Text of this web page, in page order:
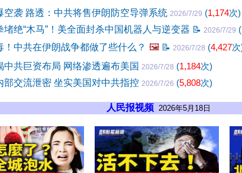
空袭 路透：中共将售伊朗防空导弹系统 2026/7/29 (1,174次)
堵绝“木马”！美全面封杀中国机器人与逆变器 📝 2026/7/29 (
！中共在伊朗战争都做了些什么？ 🖼️ 📝 2026/7/28 (4,427
中共巨资布局 网络渗透遍布美国 2026/7/28 (1,184次)
部交流泄密 坐实美国对中共指控 2026/7/26 (5,808次)
人民报视频 2026年5月18日